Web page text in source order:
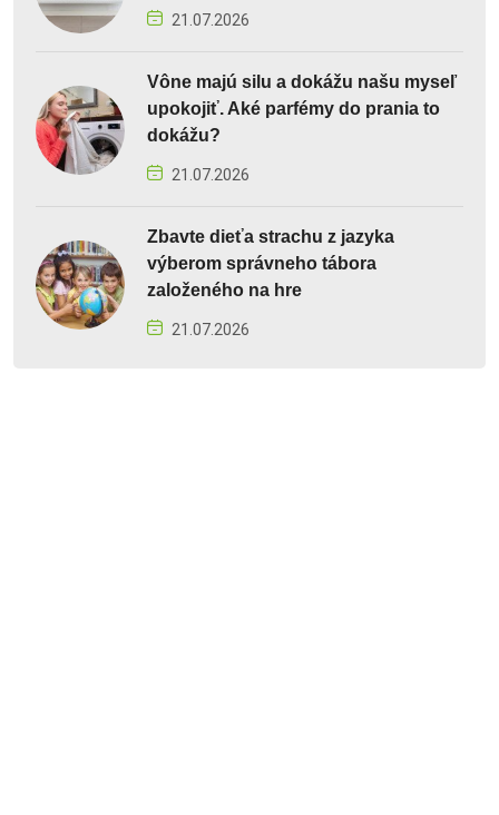
21.07.2026
Vône majú silu a dokážu našu myseľ
upokojiť. Aké parfémy do prania to
dokážu?
21.07.2026
Zbavte dieťa strachu z jazyka
výberom správneho tábora
založeného na hre
21.07.2026